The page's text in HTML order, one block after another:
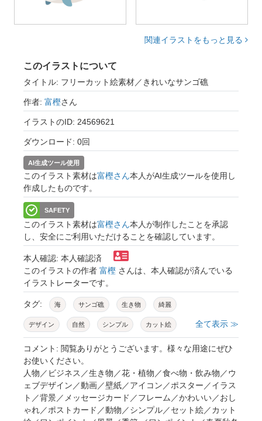
関連イラストをもっと見る
このイラストについて
タイトル: フリーカット絵素材／きれいなサンゴ礁
作者: 富樫さん
イラストのID: 24569621
ダウンロード: 0回
AI生成ツール使用
このイラスト素材は富樫さん本人がAI生成ツールを使用し
作成したものです。
SAFETY
このイラスト素材は富樫さん本人が制作したことを承認
し、安全にご利用いただけることを確認しています。
本人確認: 本人確認済
このイラストの作者 富樫 さんは、本人確認が済んでいる
イラストレーターです。
タグ: 海 サンゴ礁 生き物 綺麗
デザイン 自然 シンプル カット絵
挿絵 ワンポイント 商用フリー
ai生成ツール使用素材
全て表示 ≫
コメント: 閲覧ありがとうございます。様々な用途にぜひ
お使いください。
人物／ビジネス／生き物／花・植物／食べ物・飲み物／ウ
ェブデザイン／動画／壁紙／アイコン／ポスター／イラス
ト／背景／メッセージカード／フレーム／かわいい／おし
ゃれ／ポストカード／動物／シンプル／セット絵／カット